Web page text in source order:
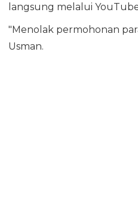
langsung melalui
"Menolak permohonan
Usman.